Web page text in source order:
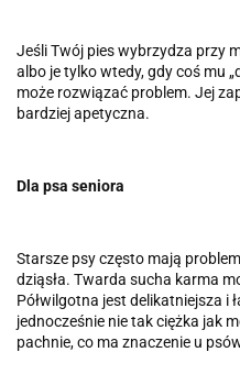
Jeśli Twój pies wybrzydza przy
albo je tylko wtedy, gdy coś mu
może rozwiązać problem. Jej
bardziej apetyczna.
Dla psa seniora
Starsze psy często mają
dziąsła. Twarda sucha karma
Półwilgotna jest delikatniejsza i
jednocześnie nie tak ciężka jak
pachnie, co ma znaczenie u